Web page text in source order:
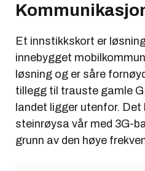
Et innstikkskort er
innebygget
løsning og er såre
tillegg til trauste gamle
landet ligger utenfor.
steinrøysa vår med 3G-
grunn av den høye